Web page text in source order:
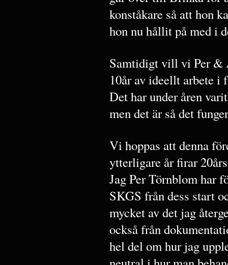
konståkare så att hon
hon nu hållit på med i
Samtidigt vill vi Per &
10år av ideellt arbete i
Det har under åren
men det är så det
Vi hoppas att denna
ytterligare år firar
Jag Per Törnblom har
SKGS från dess start
mycket av det jag
också från
hel del om hur jag